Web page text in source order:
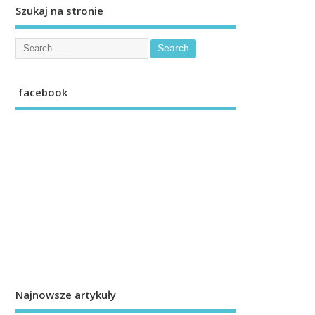
Szukaj na stronie
facebook
Najnowsze artykuły